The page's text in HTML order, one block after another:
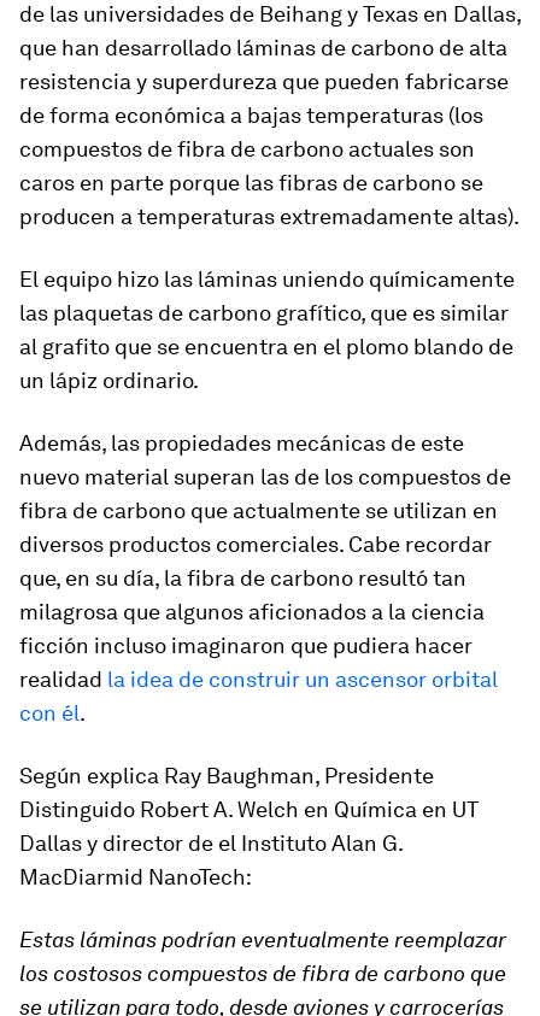
de las universidades de Beihang y Texas en Dallas,
que han desarrollado láminas de carbono de alta
resistencia y superdureza que pueden fabricarse
de forma económica a bajas temperaturas (los
compuestos de fibra de carbono actuales son
caros en parte porque las fibras de carbono se
producen a temperaturas extremadamente altas).
El equipo hizo las láminas uniendo químicamente
las plaquetas de carbono grafítico, que es similar
al grafito que se encuentra en el plomo blando de
un lápiz ordinario.
Además, las propiedades mecánicas de este
nuevo material superan las de los compuestos de
fibra de carbono que actualmente se utilizan en
diversos productos comerciales. Cabe recordar
que, en su día, la fibra de carbono resultó tan
milagrosa que algunos aficionados a la ciencia
ficción incluso imaginaron que pudiera hacer
realidad la idea de construir un ascensor orbital
con él.
Según explica Ray Baughman, Presidente
Distinguido Robert A. Welch en Química en UT
Dallas y director de el Instituto Alan G.
MacDiarmid NanoTech:
Estas láminas podrían eventualmente reemplazar
los costosos compuestos de fibra de carbono que
se utilizan para todo, desde aviones y carrocerías